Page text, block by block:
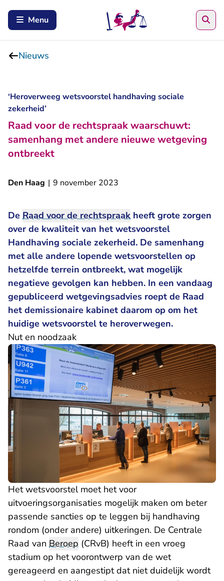
Menu
Nieuws
‘Heroverweeg wetsvoorstel handhaving sociale
zekerheid’
Raad voor de rechtspraak waarschuwt:
samenhang met andere nieuwe wetgeving
ontbreekt
Den Haag | 9 november 2023
De Raad voor de rechtspraak heeft grote zorgen
over de kwaliteit van het wetsvoorstel
Handhaving sociale zekerheid. De samenhang
met alle andere lopende wetsvoorstellen op
hetzelfde terrein ontbreekt, wat mogelijk
negatieve gevolgen kan hebben. In een vandaag
gepubliceerd wetgevingsadvies roept de Raad
het demissionaire kabinet daarom op om het
huidige wetsvoorstel te heroverwegen.
Nut en noodzaak
Het wetsvoorstel moet het voor
uitvoeringsorganisaties mogelijk maken om beter
passende sancties op te leggen bij handhaving
rondom (onder andere) uitkeringen. De Centrale
Raad van Beroep (CRvB) heeft in een vroeg
stadium op het voorontwerp van de wet
gereageerd en aangestipt dat niet duidelijk wordt